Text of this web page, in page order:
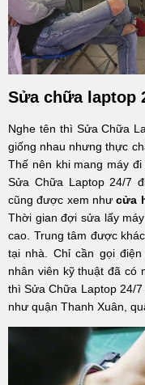
Sửa chữa laptop
Nghe tên thì Sửa Chữa
giống nhau nhưng thực
Thế nên khi mang máy
Sửa Chữa Laptop 24/7
cũng được xem nhưcửa
Thời gian đợi sửa lấy
cao. Trung tâm được
tại nhà. Chỉ cần gọi
nhân viên kỹ thuật đã có
thì Sửa Chữa Laptop 24/
như quận Thanh Xuân,